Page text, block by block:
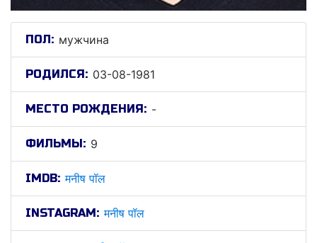
ПОЛ: мужчина
РОДИЛСЯ: 03-08-1981
МЕСТО РОЖДЕНИЯ: -
ФИЛЬМЫ: 9
IMDB: मनीष पॉल
INSTAGRAM: मनीष पॉल